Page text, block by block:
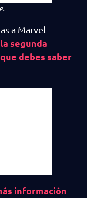
a Marvel
la segunda
debes saber
información